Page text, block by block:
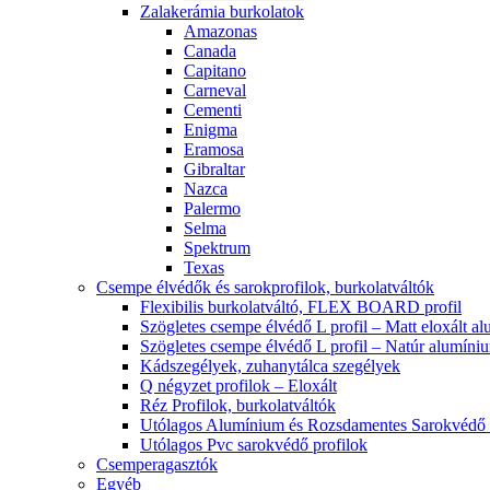
Zalakerámia burkolatok
Amazonas
Canada
Capitano
Carneval
Cementi
Enigma
Eramosa
Gibraltar
Nazca
Palermo
Selma
Spektrum
Texas
Csempe élvédők és sarokprofilok, burkolatváltók
Flexibilis burkolatváltó, FLEX BOARD profil
Szögletes csempe élvédő L profil – Matt eloxált
Szögletes csempe élvédő L profil – Natúr
Kádszegélyek, zuhanytálca szegélyek
Q négyzet profilok – Eloxált
Réz Profilok, burkolatváltók
Utólagos Alumínium és Rozsdamentes
Utólagos Pvc sarokvédő profilok
Csemperagasztók
Egyéb